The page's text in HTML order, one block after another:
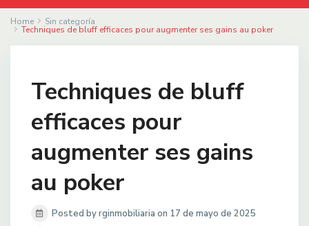
Home Sin categoría
Techniques de bluff efficaces pour augmenter ses gains au poker
Techniques de bluff
efficaces pour
augmenter ses gains
au poker
Posted by rginmobiliaria on 17 de mayo de 2025